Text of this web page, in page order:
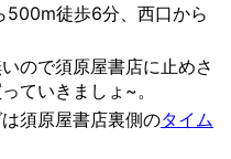
500m徒歩6分、西口から
ので須原屋書店に止めさ
ていきましょ~。
須原屋書店裏側のタイム